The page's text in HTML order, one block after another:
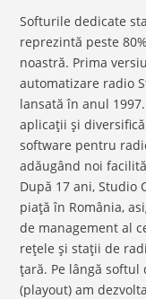
Softurile dedicate
reprezintă peste
noastră. Prima
automatizare radio
lansată în anul
aplicaţii şi
software pentru
adăugând noi
După 17 ani, Studio
piaţă în România,
de management al
reţele şi staţii de
ţară. Pe lângă
(playout) am